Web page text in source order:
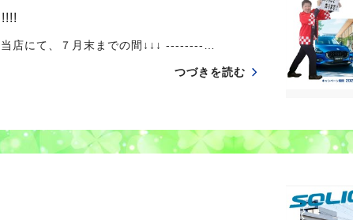
店にて、７月末までの間↓↓↓ --------…
つづきを読む